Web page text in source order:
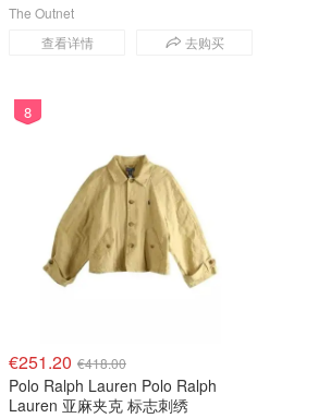
查看详情 去购买
The Outnet
8
€251.20 €418.00
Polo Ralph Lauren Polo Ralph
Lauren 亚麻夹克 标志刺绣